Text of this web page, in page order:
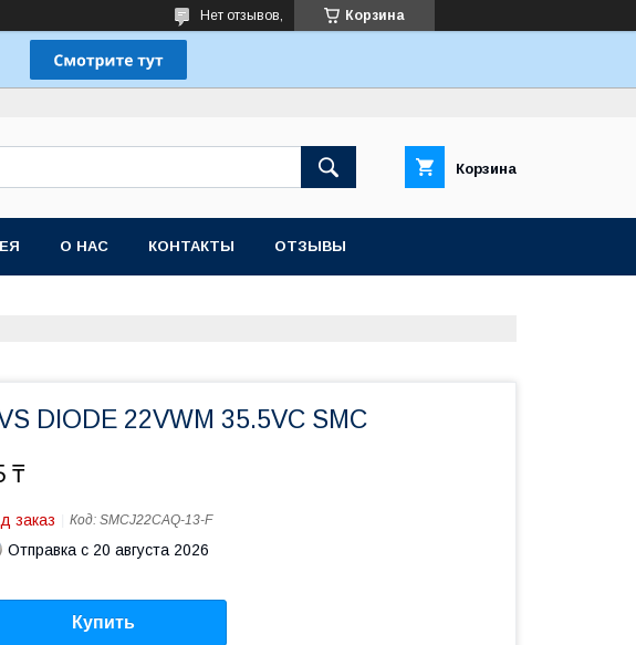
Корзина
Нет отзывов,
Корзина
О НАС КОНТАКТЫ ОТЗЫВЫ
DIODE 22VWM 35.5VC SMC
₸
заказ Код: SMCJ22CAQ-13-F
Отправка с 20 августа 2026
Купить